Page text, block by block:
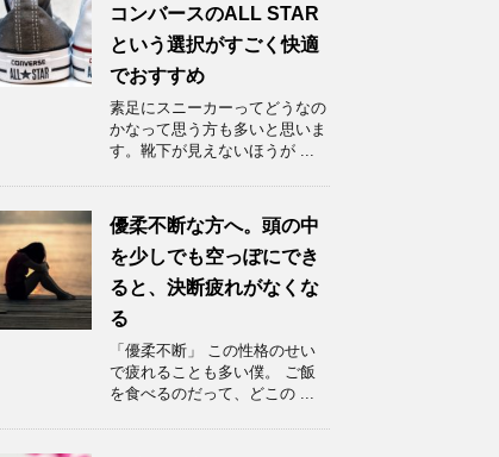
コンバースのALL STAR
という選択がすごく快適
でおすすめ
素足にスニーカーってどうなの
かなって思う方も多いと思いま
す。靴下が見えないほうが ...
優柔不断な方へ。頭の中
を少しでも空っぽにでき
ると、決断疲れがなくな
る
「優柔不断」 この性格のせい
で疲れることも多い僕。 ご飯
を食べるのだって、どこの ...